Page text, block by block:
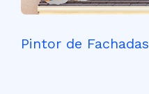
Pintor de Fachadas